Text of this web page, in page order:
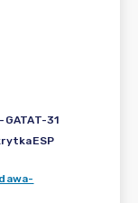
31